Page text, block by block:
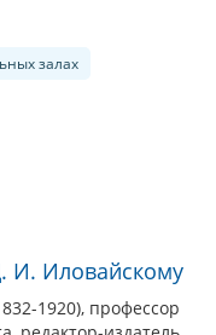
залах
И. Иловайскому
1920), профессор